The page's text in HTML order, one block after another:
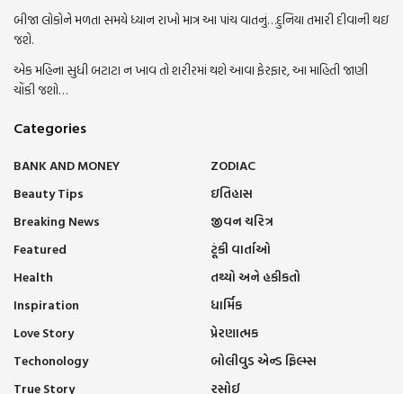
બીજા લોકોને મળતા સમયે ધ્યાન રાખો માત્ર આ પાંચ વાતનું…દુનિયા તમારી દીવાની થઇ
જશે.
એક મહિના સુધી બટાટા ન ખાવ તો શરીરમાં થશે આવા ફેરફાર, આ માહિતી જાણી
ચોંકી જશો…
Categories
BANK AND MONEY
Beauty Tips
Breaking News
Featured
Health
Inspiration
Love Story
Techonology
True Story
ZODIAC
ઇતિહાસ
જીવન ચરિત્ર
ટૂંકી વાર્તાઓ
તથ્યો અને હકીકતો
ધાર્મિક
પ્રેરણાત્મક
બોલીવુડ એન્ડ ફિલ્મ્સ
રસોઈ